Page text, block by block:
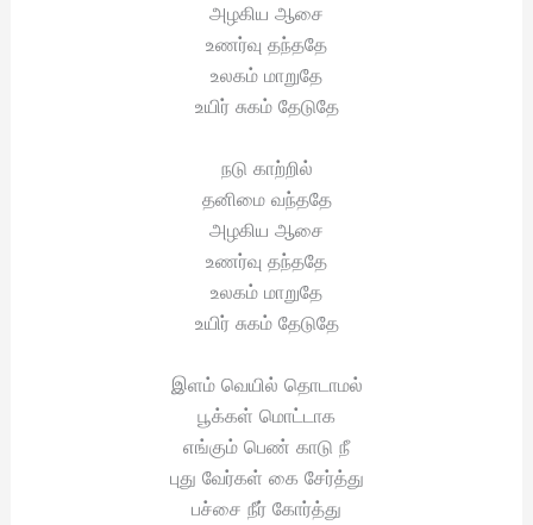
அழகிய ஆசை
உணர்வு தந்ததே
உலகம் மாறுதே
உயிர் சுகம் தேடுதே
நடு காற்றில்
தனிமை வந்ததே
அழகிய ஆசை
உணர்வு தந்ததே
உலகம் மாறுதே
உயிர் சுகம் தேடுதே
இளம் வெயில் தொடாமல்
பூக்கள் மொட்டாக
எங்கும் பெண் காடு நீ
புது வேர்கள் கை சேர்த்து
பச்சை நீர் கோர்த்து